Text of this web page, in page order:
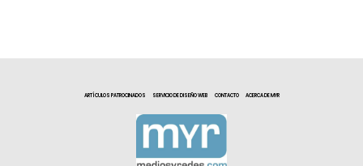
ARTÍCULOS PATROCINADOS SERVICIO DE DISEÑO WEB CONTACTO ACERCA DE MYR